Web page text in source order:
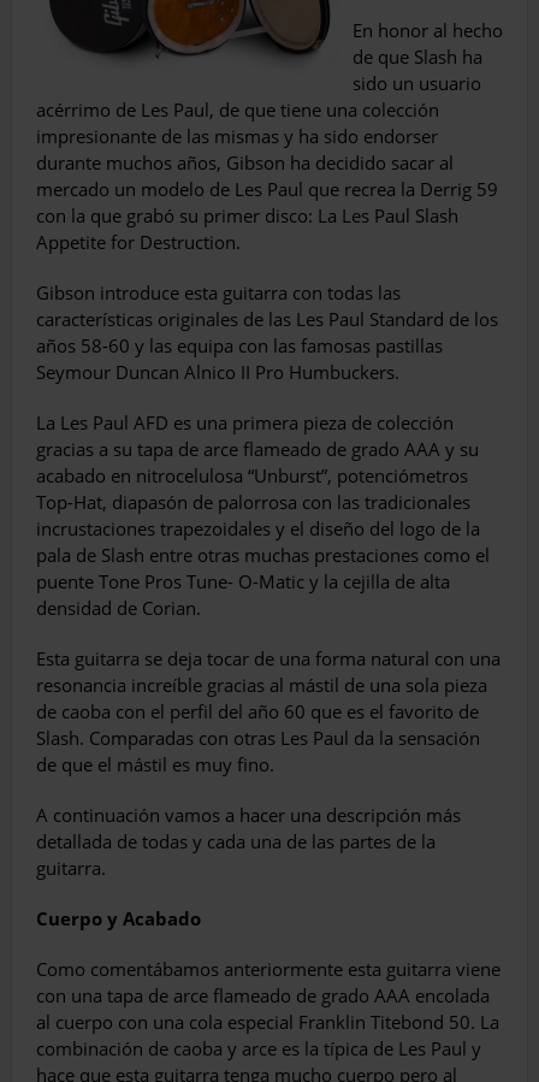
En honor al hecho
de que Slash ha
sido un usuario
acérrimo de Les Paul, de que tiene una colección
impresionante de las mismas y ha sido endorser
durante muchos años, Gi­bson ha decidido sacar al
mercado un mode­lo de Les Paul que recrea la Derrig 59
con la que grabó su primer disco: La Les Paul Slash
Appetite for Destruction.
Gibson introduce esta guitarra con todas las
características originales de las Les Paul Standard de los
años 58-60 y las equipa con las famosas pastillas
Seymour Duncan Alnico II Pro Humbuckers.
La Les Paul AFD es una primera pieza de colección
gracias a su tapa de arce flamea­do de grado AAA y su
acabado en nitroce­lulosa “Unburst”, potenciómetros
Top-Hat, diapasón de palorrosa con las tradicionales
incrustaciones trapezoidales y el diseño del logo de la
pala de Slash entre otras muchas prestaciones como el
puente Tone Pros Tune- O-Matic y la cejilla de alta
densidad de Corian.
Esta guitarra se deja tocar de una forma na­tural con una
resonancia increíble gracias al mástil de una sola pieza
de caoba con el perfil del año 60 que es el favorito de
Slash. Compa­radas con otras Les Paul da la sensación
de que el mástil es muy fino.
A continuación vamos a hacer una descrip­ción más
detallada de todas y cada una de las partes de la
guitarra.
Cuerpo y Acabado
Como comentábamos anteriormente esta guitarra viene
con una tapa de arce flameado de grado AAA encolada
al cuerpo con una cola especial Franklin Titebond 50. La
combinación de caoba y arce es la típica de Les Paul y
hace que esta guitarra tenga mucho cuerpo pero al